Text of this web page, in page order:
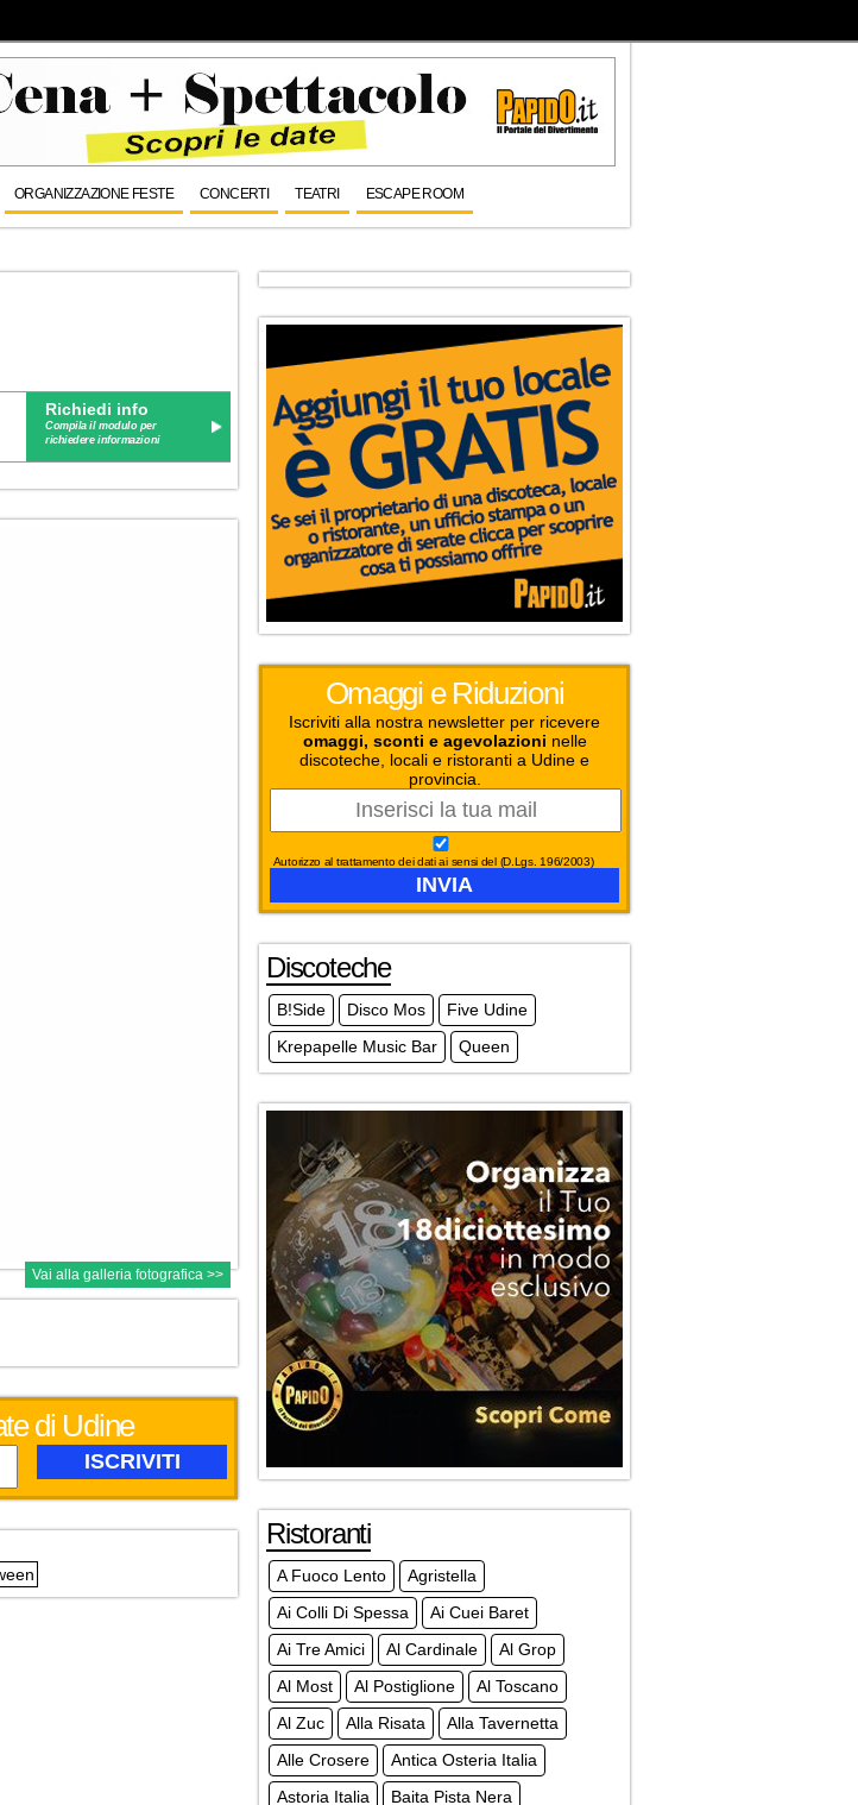
ORGANIZZAZIONE FESTE CONCERTI TEATRI ESCAPE ROOM
Richiedi info
Compila il modulo per
richiedere informazioni
Vai alla galleria fotografica >>
di Udine
Omaggi e Riduzioni
Iscriviti alla nostra newsletter per ricevere
omaggi, sconti e agevolazioni nelle
discoteche, locali e ristoranti a Udine e
provincia.
Autorizzo al trattamento dei dati ai sensi del (D.Lgs. 196/2003)
Discoteche
B!Side Disco Mos
Five Udine
Krepapelle Music Bar
Queen
Ristoranti
A Fuoco Lento
Agristella
Ai Colli Di Spessa
Ai Cuei Baret
Ai Tre Amici
Al Cardinale
Al Grop
Al Most
Al Postiglione
Al Toscano
Al Zuc
Alla Risata
Alla Tavernetta
Alle Crosere
Antica Osteria Italia
Astoria Italia
Baita Pista Nera